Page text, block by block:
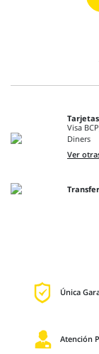
Visa
Diners
Ver
Única
Atención